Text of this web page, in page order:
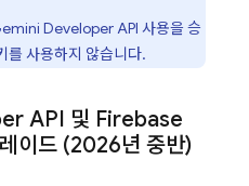
Developer API 사용을 승
를 사용하지 않습니다.
API 및 Firebase
이드 (2026년 중반)